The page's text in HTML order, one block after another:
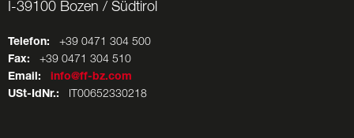
I-39100 Bozen / Südtirol
Telefon: +39 0471 304 500
Fax: +39 0471 304 510
Email:
info@ff-bz.com
USt-IdNr.: IT00652330218